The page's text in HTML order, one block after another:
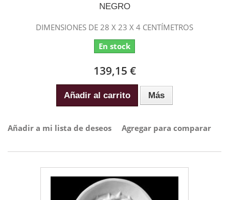
NEGRO
DIMENSIONES DE 28 X 23 X 4 CENTÍMETROS
En stock
139,15 €
Añadir al carrito Más
Añadir a mi lista de deseos Agregar para comparar